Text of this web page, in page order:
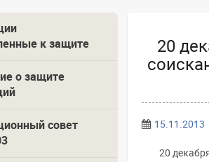
к защите
о защите
совет
20
15.11.2013
20